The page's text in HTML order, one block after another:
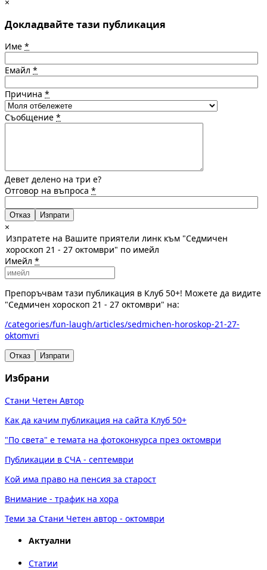
×
Докладвайте тази публикация
Име *
Емайл *
Причина *
Съобщение *
Девет делено на три е?
Отговор на въпроса *
Отказ
×
Изпратете на Вашите приятели линк към "Седмичен
хороскоп 21 - 27 октомври" по имейл
Имейл *
Препоръчвам тази публикация в Клуб 50+! Можете да видите
"Седмичен хороскоп 21 - 27 октомври" на:
/categories/fun-laugh/articles/sedmichen-horoskop-21-27-
oktomvri
Отказ Изпрати
Избрани
Стани Четен Автор
Как да качим публикация на сайта Клуб 50+
"По света" е темата на фотоконкурса през октомври
Публикации в СЧА - септември
Кой има право на пенсия за старост
Внимание - трафик на хора
Теми за Стани Четен автор - октомври
Актуални
Статии